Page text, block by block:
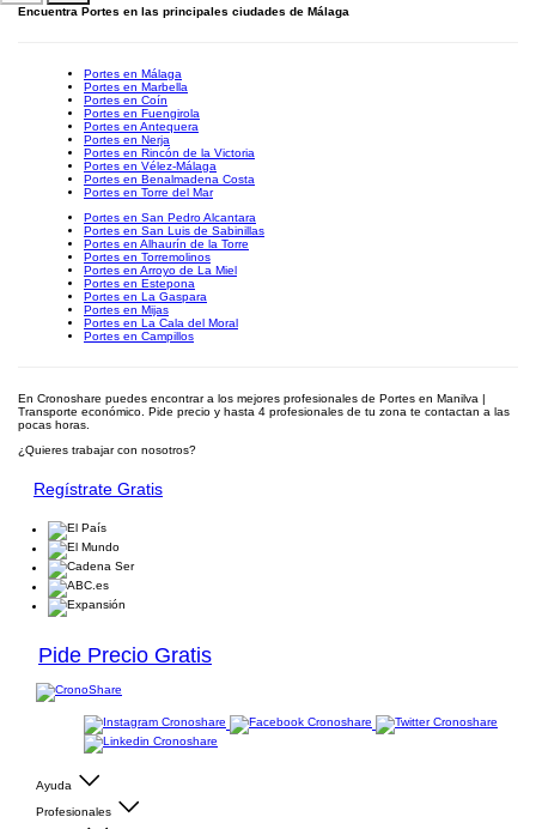
Encuentra Portes en las principales ciudades de Málaga
Portes en Málaga
Portes en Marbella
Portes en Coín
Portes en Fuengirola
Portes en Antequera
Portes en Nerja
Portes en Rincón de la Victoria
Portes en Vélez-Málaga
Portes en Benalmadena Costa
Portes en Torre del Mar
Portes en San Pedro Alcantara
Portes en San Luis de Sabinillas
Portes en Alhaurín de la Torre
Portes en Torremolinos
Portes en Arroyo de La Miel
Portes en Estepona
Portes en La Gaspara
Portes en Mijas
Portes en La Cala del Moral
Portes en Campillos
En Cronoshare puedes encontrar a los mejores profesionales de Portes en Manilva |
Transporte económico. Pide precio y hasta 4 profesionales de tu zona te contactan a las
pocas horas.
¿Quieres trabajar con nosotros?
Regístrate Gratis
Pide Precio Gratis
Ayuda
Profesionales